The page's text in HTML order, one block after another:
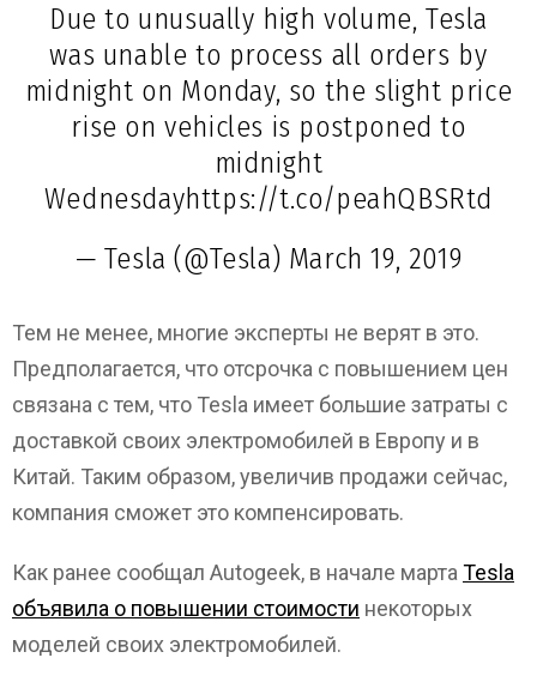
Due to unusually high volume, Tesla
was unable to process all orders by
midnight on Monday, so the slight price
rise on vehicles is postponed to
midnight
Wednesdayhttps://t.co/peahQBSRtd
— Tesla (@Tesla) March 19, 2019
Тем не менее, многие эксперты не верят в это.
Предполагается, что отсрочка с повышением цен
связана с тем, что Tesla имеет большие затраты с
доставкой своих электромобилей в Европу и в
Китай. Таким образом, увеличив продажи сейчас,
компания сможет это компенсировать.
Как ранее сообщал Autogeek, в начале марта Tesla
объявила о повышении стоимости некоторых
моделей своих электромобилей.